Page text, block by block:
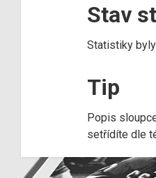
Stav
Statistiky
Tip
Popis
setřídíte dle